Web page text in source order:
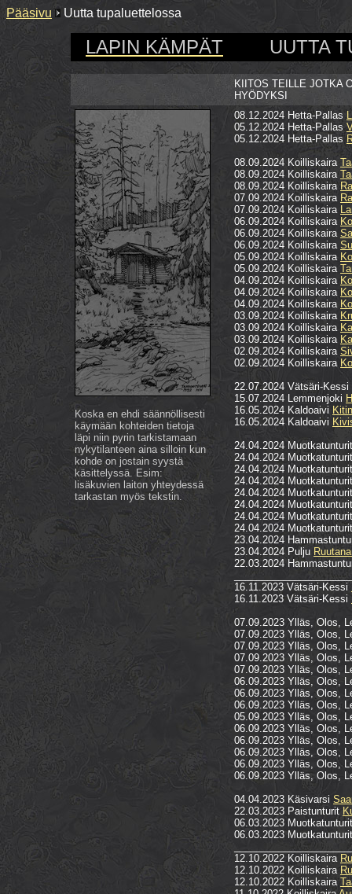
Pääsivu Uutta tupaluettelossa
LAPIN KÄMPÄT UUTTA
KIITOS TEILLE JOTKA
HYÖDYKSI
Koska en ehdi säännöllisesti
käymään kohteiden tietoja
läpi niin pyrin tarkistamaan
nykytilanteen aina silloin kun
kohde on jostain syystä
käsittelyssä. Esim:
lisäkuvien laiton yhteydessä
tarkastan myös tekstin.
08.12.2024 Hetta-Pallas
05.12.2024 Hetta-Pallas
05.12.2024 Hetta-Pallas
08.09.2024 Koilliskaira
08.09.2024 Koilliskaira
08.09.2024 Koilliskaira
07.09.2024 Koilliskaira
07.09.2024 Koilliskaira
06.09.2024 Koilliskaira
06.09.2024 Koilliskaira
06.09.2024 Koilliskaira
05.09.2024 Koilliskaira
05.09.2024 Koilliskaira
04.09.2024 Koilliskaira
04.09.2024 Koilliskaira
04.09.2024 Koilliskaira
03.09.2024 Koilliskaira
03.09.2024 Koilliskaira
03.09.2024 Koilliskaira
02.09.2024 Koilliskaira
02.09.2024 Koilliskaira
22.07.2024 Vätsäri-Kessi
15.07.2024 Lemmenjoki
16.05.2024 Kaldoaivi
16.05.2024 Kaldoaivi
24.04.2024
24.04.2024
24.04.2024
24.04.2024
24.04.2024
24.04.2024
24.04.2024
24.04.2024
23.04.2024
23.04.2024 Pulju
22.03.2024
16.11.2023 Vätsäri-Kessi
16.11.2023 Vätsäri-Kessi
07.09.2023 Ylläs, Olos,
07.09.2023 Ylläs, Olos,
07.09.2023 Ylläs, Olos,
07.09.2023 Ylläs, Olos,
07.09.2023 Ylläs, Olos,
06.09.2023 Ylläs, Olos,
06.09.2023 Ylläs, Olos,
06.09.2023 Ylläs, Olos,
05.09.2023 Ylläs, Olos,
06.09.2023 Ylläs, Olos,
06.09.2023 Ylläs, Olos,
06.09.2023 Ylläs, Olos,
06.09.2023 Ylläs, Olos,
06.09.2023 Ylläs, Olos,
04.04.2023 Käsivarsi
22.03.2023 Paistunturit
06.03.2023
06.03.2023
12.10.2022 Koilliskaira
12.10.2022 Koilliskaira
12.10.2022 Koilliskaira